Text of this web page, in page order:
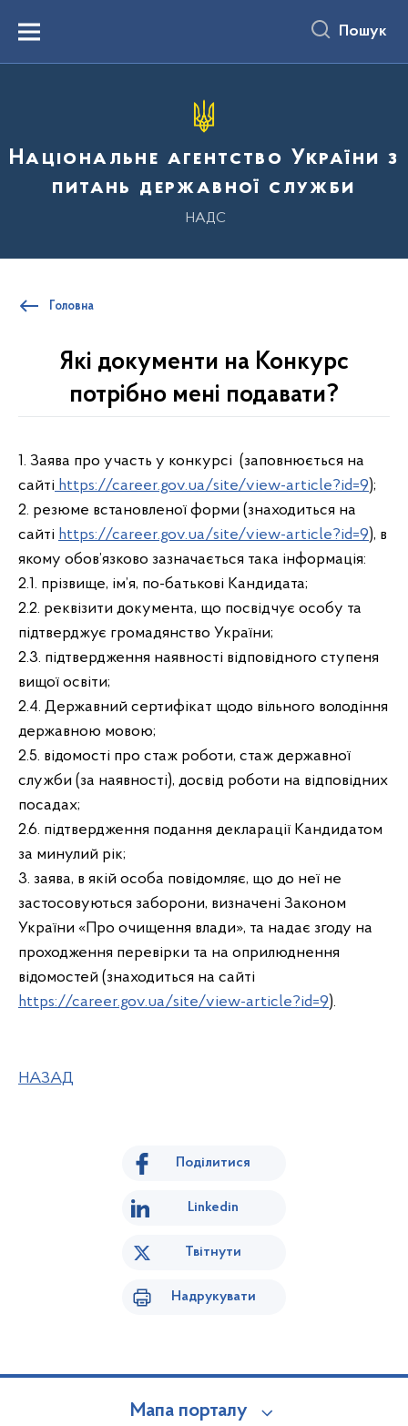
вмістуMenu Пошук
Національне агентство України з
питань державної служби
НАДС
Головна
Які документи на Конкурс
потрібно мені подавати?
1. Заява про участь у конкурсі (заповнюється на
сайті https://career.gov.ua/site/view-article?id=9);
2. резюме встановленої форми (знаходиться на
сайті https://career.gov.ua/site/view-article?id=9), в
якому обов’язково зазначається така інформація:
2.1. прізвище, ім’я, по-батькові Кандидата;
2.2. реквізити документа, що посвідчує особу та
підтверджує громадянство України;
2.3. підтвердження наявності відповідного ступеня
вищої освіти;
2.4. Державний сертифікат щодо вільного володіння
державною мовою;
2.5. відомості про стаж роботи, стаж державної
служби (за наявності), досвід роботи на відповідних
посадах;
2.6. підтвердження подання декларації Кандидатом
за минулий рік;
3. заява, в якій особа повідомляє, що до неї не
застосовуються заборони, визначені Законом
України «Про очищення влади», та надає згоду на
проходження перевірки та на оприлюднення
відомостей (знаходиться на сайті
https://career.gov.ua/site/view-article?id=9).
НАЗАД
Поділитися
Linkedin
Твітнути
Надрукувати
Мапа порталу